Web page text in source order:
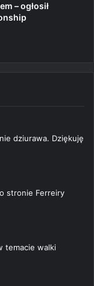
– ogłosił
dziurawa. Dziękuję
stronie Ferreiry
temacie walki